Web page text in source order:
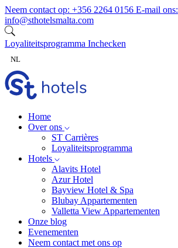
Ga naar inhoud
Neem contact op: +356 2264 0156 E-mail ons:
info@sthotelsmalta.com
Loyaliteitsprogramma Inchecken
NL
Home
Over ons
ST Carrières
Loyaliteitsprogramma
Hotels
Alavits Hotel
Azur Hotel
Bayview Hotel & Spa
Blubay Appartementen
Valletta View Appartementen
Onze blog
Evenementen
Neem contact met ons op